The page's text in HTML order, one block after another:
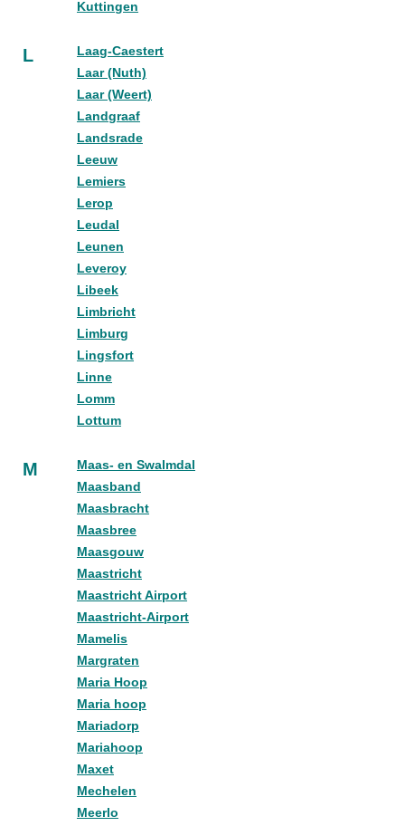
Kuttingen
L
Laag-Caestert
Laar (Nuth)
Laar (Weert)
Landgraaf
Landsrade
Leeuw
Lemiers
Lerop
Leudal
Leunen
Leveroy
Libeek
Limbricht
Limburg
Lingsfort
Linne
Lomm
Lottum
M
Maas- en Swalmdal
Maasband
Maasbracht
Maasbree
Maasgouw
Maastricht
Maastricht Airport
Maastricht-Airport
Mamelis
Margraten
Maria Hoop
Maria hoop
Mariadorp
Mariahoop
Maxet
Mechelen
Meerlo